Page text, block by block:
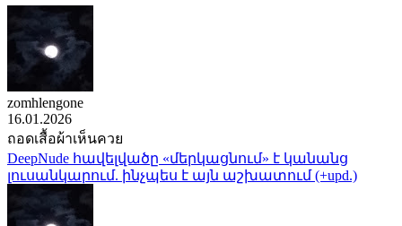
zomhlengone
16.01.2026
ถอดเสื้อผ้าเห็นควย
DeepNude հավելվածը «մերկացնում» է կանանց
լուսանկարում. ինչպես է այն աշխատում (+upd.)